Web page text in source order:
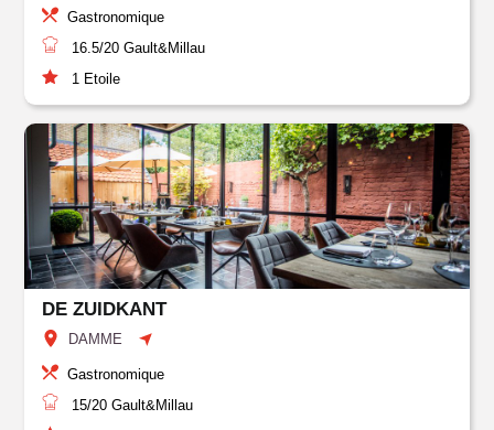
Gastronomique
16.5/20 Gault&Millau
1 Etoile
DE ZUIDKANT
DAMME
Gastronomique
15/20 Gault&Millau